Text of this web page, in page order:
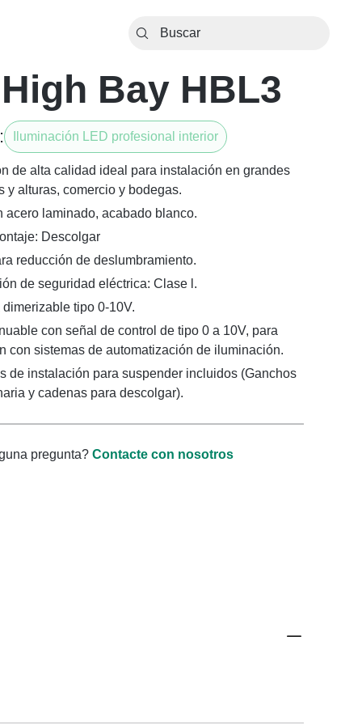
Bay HBL3
Iluminación LED profesional interior
de alta calidad ideal para instalación en grandes
y alturas, comercio y bodegas.
acero laminado, acabado blanco.
Descolgar
reducción de deslumbramiento.
de seguridad eléctrica: Clase l.
dimerizable tipo 0-10V.
con señal de control de tipo 0 a 10V, para
con sistemas de automatización de iluminación.
de instalación para suspender incluidos (Ganchos
y cadenas para descolgar).
pregunta? Contacte con nosotros